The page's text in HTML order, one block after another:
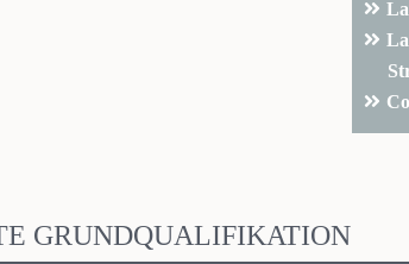
GRUNDQUALIFIKATION